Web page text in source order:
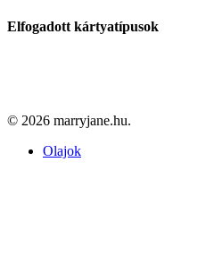
Elfogadott kártyatípusok
© 2026 marryjane.hu.
Close
Olajok